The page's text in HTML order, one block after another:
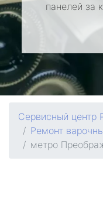
панелей за
Сервисный центр
Ремонт
метро